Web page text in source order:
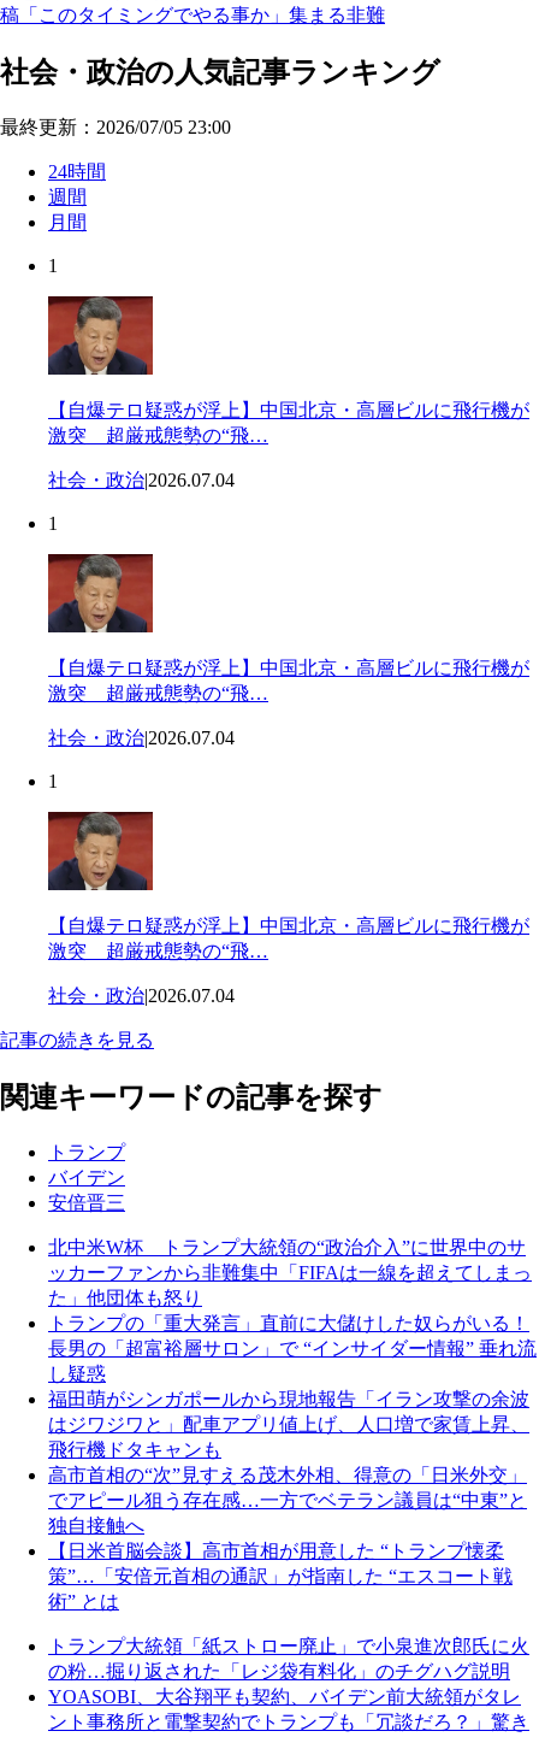
稿「このタイミングでやる事か」集まる非難
社会・政治の人気記事ランキング
最終更新：2026/07/05 23:00
24時間
週間
月間
1
【自爆テロ疑惑が浮上】中国北京・高層ビルに飛行機が
激突 超厳戒態勢の“飛…
社会・政治|2026.07.04
1
【自爆テロ疑惑が浮上】中国北京・高層ビルに飛行機が
激突 超厳戒態勢の“飛…
社会・政治|2026.07.04
1
【自爆テロ疑惑が浮上】中国北京・高層ビルに飛行機が
激突 超厳戒態勢の“飛…
社会・政治|2026.07.04
記事の続きを見る
関連キーワードの記事を探す
トランプ
バイデン
安倍晋三
北中米W杯 トランプ大統領の“政治介入”に世界中のサ
ッカーファンから非難集中「FIFAは一線を超えてしまっ
た」他団体も怒り
トランプの「重大発言」直前に大儲けした奴らがいる！
長男の「超富裕層サロン」で “インサイダー情報” 垂れ流
し疑惑
福田萌がシンガポールから現地報告「イラン攻撃の余波
はジワジワと」配車アプリ値上げ、人口増で家賃上昇、
飛行機ドタキャンも
高市首相の“次”見すえる茂木外相、得意の「日米外交」
でアピール狙う存在感…一方でベテラン議員は“中東”と
独自接触へ
【日米首脳会談】高市首相が用意した “トランプ懐柔
策”…「安倍元首相の通訳」が指南した “エスコート戦
術” とは
トランプ大統領「紙ストロー廃止」で小泉進次郎氏に火
の粉…掘り返された「レジ袋有料化」のチグハグ説明
YOASOBI、大谷翔平も契約、バイデン前大統領がタレ
ント事務所と電撃契約でトランプも「冗談だろ？」驚き